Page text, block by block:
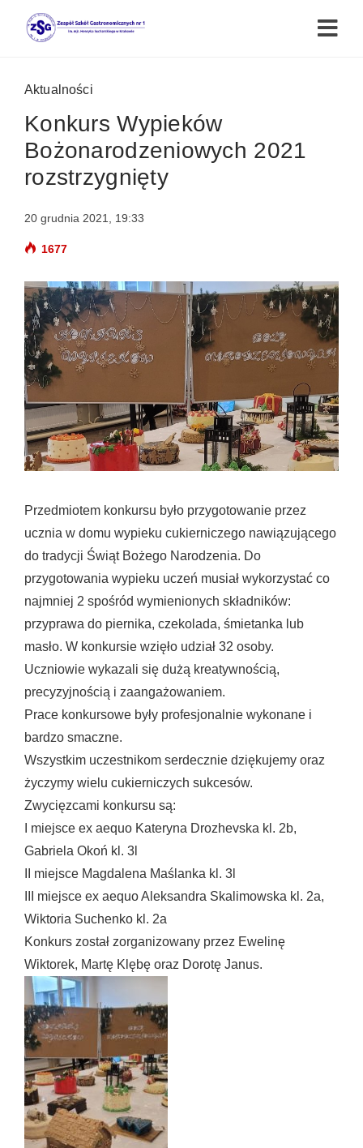
Aktualności
Konkurs Wypieków
Bożonarodzeniowych 2021
rozstrzygnięty
20 grudnia 2021, 19:33
1677
Przedmiotem konkursu było przygotowanie przez
ucznia w domu wypieku cukierniczego nawiązującego
do tradycji Świąt Bożego Narodzenia. Do
przygotowania wypieku uczeń musiał wykorzystać co
najmniej 2 spośród wymienionych składników:
przyprawa do piernika, czekolada, śmietanka lub
masło. W konkursie wzięło udział 32 osoby.
Uczniowie wykazali się dużą kreatywnością,
precyzyjnością i zaangażowaniem.
Prace konkursowe były profesjonalnie wykonane i
bardzo smaczne.
Wszystkim uczestnikom serdecznie dziękujemy oraz
życzymy wielu cukierniczych sukcesów.
Zwycięzcami konkursu są:
I miejsce ex aequo Kateryna Drozhevska kl. 2b,
Gabriela Okoń kl. 3l
II miejsce Magdalena Maślanka kl. 3l
III miejsce ex aequo Aleksandra Skalimowska kl. 2a,
Wiktoria Suchenko kl. 2a
Konkurs został zorganizowany przez Ewelinę
Wiktorek, Martę Klębę oraz Dorotę Janus.